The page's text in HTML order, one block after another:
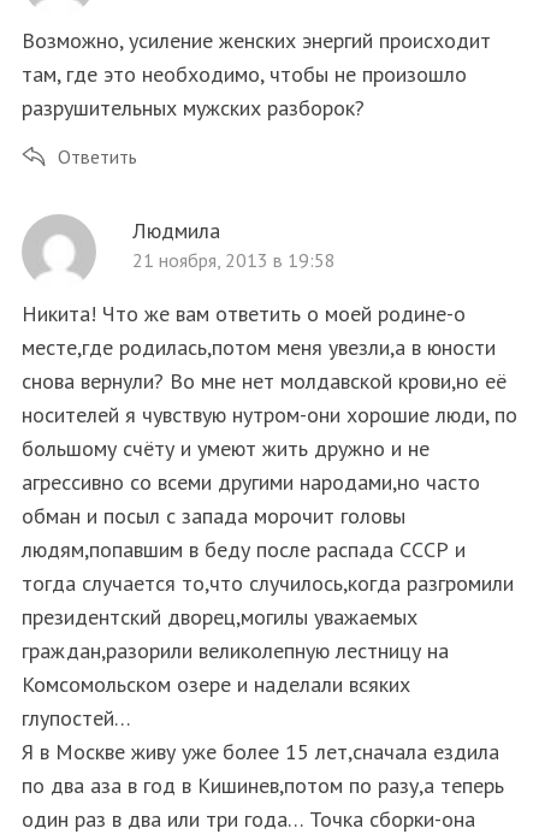
Возможно, усиление женских энергий происходит
там, где это необходимо, чтобы не произошло
разрушительных мужских разборок?
Ответить
Людмила
21 ноября, 2013 в 19:58
Никита! Что же вам ответить о моей родине-о
месте,где родилась,потом меня увезли,а в юности
снова вернули? Во мне нет молдавской крови,но её
носителей я чувствую нутром-они хорошие люди, по
большому счёту и умеют жить дружно и не
агрессивно со всеми другими народами,но часто
обман и посыл с запада морочит головы
людям,попавшим в беду после распада СССР и
тогда случается то,что случилось,когда разгромили
президентский дворец,могилы уважаемых
граждан,разорили великолепную лестницу на
Комсомольском озере и наделали всяких
глупостей…
Я в Москве живу уже более 15 лет,сначала ездила
по два аза в год в Кишинев,потом по разу,а теперь
один раз в два или три года… Точка сборки-она